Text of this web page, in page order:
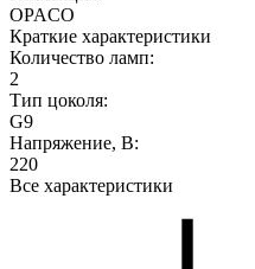
OPACO
Краткие характеристики
Количество ламп:
2
Тип цоколя:
G9
Напряжение, В:
220
Все характеристики